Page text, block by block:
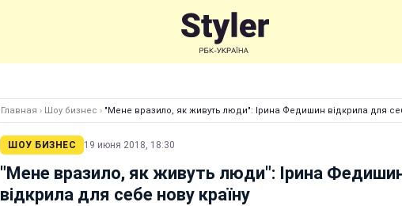
Главная › Шоу бизнес › "Мене вразило, як живуть люди": Ірина Федишин відкрила для
ШОУ БИЗНЕС 19 июня 2018, 18:30
"Мене вразило, як живуть люди": Ірина
відкрила для себе нову країну